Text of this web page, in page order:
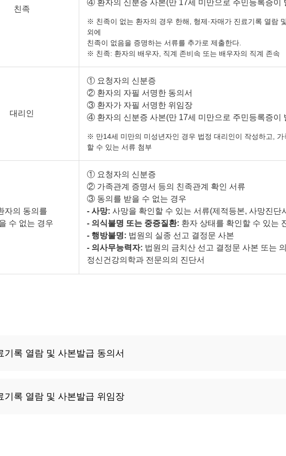
친족
④ 환자의 신분증 사본(만 17세 미만으로 주민등록증이
※ 친족이 없는 환자의 경우 한해, 형제·자매가 진료기록 열람
외에
친족이 없음을 증명하는 서류를 추가로 제출한다.
※ 친족: 환자의 배우자, 직계 존비속 또는 배우자의 직계 존속
대리인
① 요청자의 신분증
② 환자의 자필 서명한 동의서
③ 환자가 자필 서명한 위임장
④ 환자의 신분증 사본(만 17세 미만으로 주민등록증이
※ 만14세 미만의 미성년자인 경우 법정 대리인이 작성하고,
할 수 있는 서류 첨부
자의 동의를
수 없는 경우
① 요청자의 신분증
② 가족관계 증명서 등의 친족관계 확인 서류
③ 동의를 받을 수 없는 경우
- 사망: 사망을 확인할 수 있는 서류(제적등본, 사망진단
- 의식불명 또는 중증질환: 환자 상태를 확인할 수 있는
- 행방불명: 법원의 실종 선고 결정문 사본
- 의사무능력자: 법원의 금치산 선고 결정문 사본 또는
정신건강의학과 전문의의 진단서
기록 열람 및 사본발급 동의서
기록 열람 및 사본발급 위임장